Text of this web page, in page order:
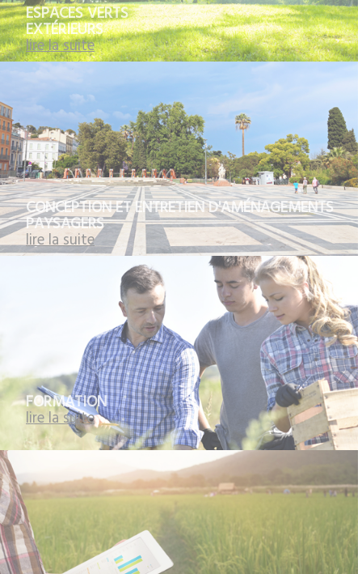
ESPACES VERTS
EXTÉRIEURS
lire la suite
CONCEPTION ET ENTRETIEN D'AMÉNAGEMENTS
PAYSAGERS
lire la suite
FORMATION
lire la suite